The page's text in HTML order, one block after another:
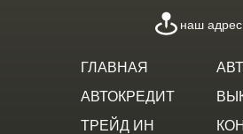
ГЛАВНАЯ
АВТОКРЕДИТ
ТРЕЙД ИН
наш